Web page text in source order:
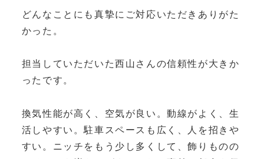
どんなことにも真摯にご対応いただきありがた
かった。
担当していただいた西山さんの信頼性が大きか
ったです。
換気性能が高く、空気が良い。動線がよく、生
活しやすい。駐車スペースも広く、人を招きや
すい。ニッチをもう少し多くして、飾りものの